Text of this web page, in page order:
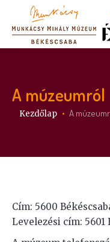
A múzeumról
Itt vagy:
Kezdőlap A
Cím: 5600
Levelezési cím: 5601